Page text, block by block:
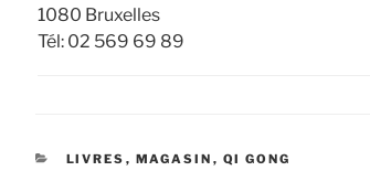
1080 Bruxelles
Tél: 02 569 69 89
CATÉGORIES
LIVRES , MAGASIN , QI GONG